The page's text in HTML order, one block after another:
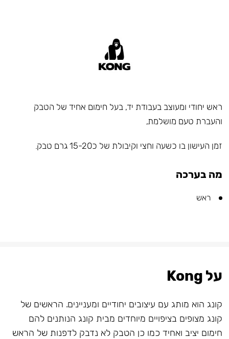
ראש יחודי ומעוצב בעבודת יד, בעל חימום אחיד של הטבק
והעברת טעם מושלמת,
זמן העישון בו כשעה וחצי וקיבולת של כ15-20 גרם טבק.
מה בערכה
ראש
על Kong
קונג הוא מותג עם עיצובים יחודיים ומעניינים. הראשים של
קונג מצופים בציפויים מיוחדים מבית קונג הנותנים להם
חימום יציב ואחיד כמו כן הטבק לא נדבק לדפנות של הראש